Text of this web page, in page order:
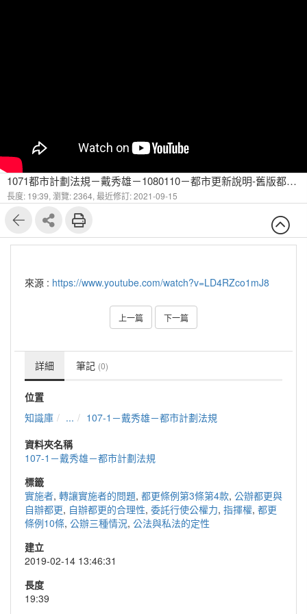
1071都市計劃法規－戴秀雄－1080110－都市更新說明-舊版都更條例中實施者的相關議題(1)
長度: 19:39, 瀏覽: 2364, 最近修訂: 2021-09-15
來源 : https://www.youtube.com/watch?v=LD4RZco1mJ8
上一篇 下一篇
詳細 筆記 (0)
位置
知識庫
...
107-1－戴秀雄－都市計劃法規
資料夾名稱
107-1－戴秀雄－都市計劃法規
標籤
實施者, 轉讓實施者的問題, 都更條例第3條第4款, 公辦都更與
自辦都更, 自辦都更的合理性, 委託行使公權力, 指揮權, 都更
條例10條, 公辦三種情況, 公法與私法的定性
建立
2019-02-14 13:46:31
長度
19:39